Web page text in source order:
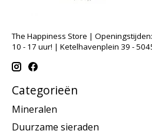
The Happiness Store |
10 - 17 uur! | Ketelhavenplein 39 -
Categorieën
Mineralen
Duurzame sieraden